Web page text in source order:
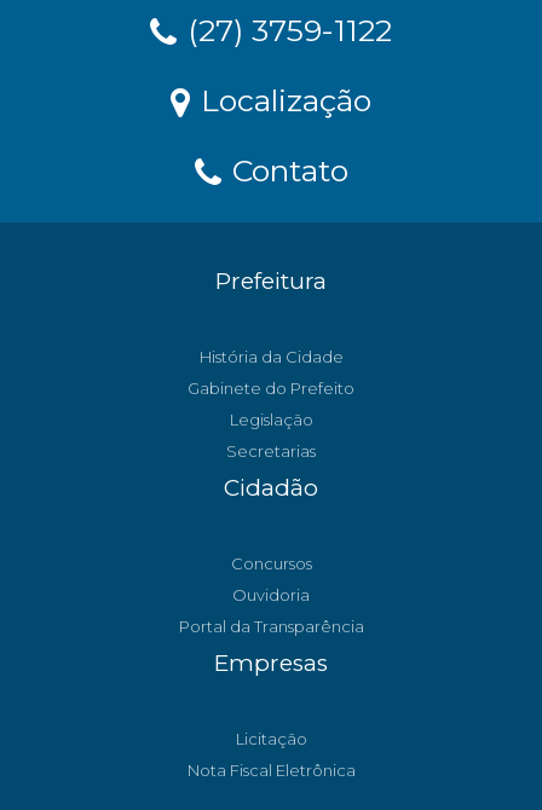
(27) 3759-1122
Localização
Contato
Prefeitura
História da Cidade
Gabinete do Prefeito
Legislação
Secretarias
Cidadão
Concursos
Ouvidoria
Portal da Transparência
Empresas
Licitação
Nota Fiscal Eletrônica